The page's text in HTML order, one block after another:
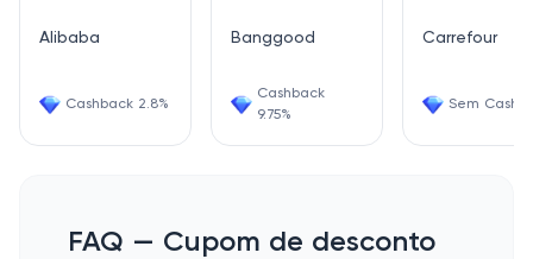
Alibaba
Cashback 2.8%
Banggood
Cashback
9.75%
Carrefour
Sem
FAQ — Cupom de desconto